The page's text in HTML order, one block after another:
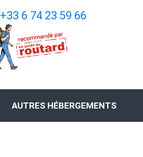
+33 6 74 23 59 66
AUTRES HÉBERGEMENTS